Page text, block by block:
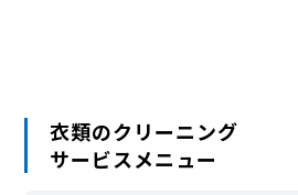
衣類のクリーニング
サービスメニュー